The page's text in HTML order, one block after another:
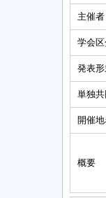
主催者
学会
発表
単独
開催地
概要